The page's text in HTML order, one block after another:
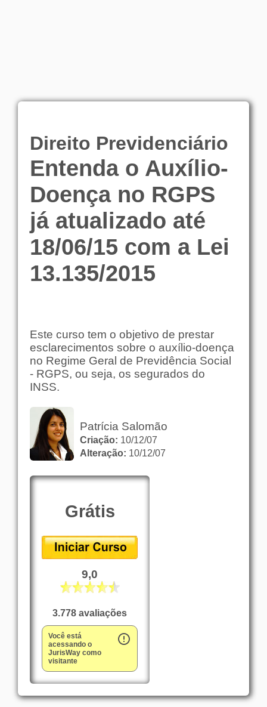
Direito Previdenciário
Entenda o Auxílio-
Doença no RGPS
já atualizado até
18/06/15 com a Lei
13.135/2015
Este curso tem o objetivo de prestar
esclarecimentos sobre o auxílio-doença
no Regime Geral de Previdência Social
- RGPS, ou seja, os segurados do
INSS.
Patrícia Salomão
Criação: 10/12/07
Alteração: 10/12/07
Grátis
9,0
3.778 avaliações
error_outline
Você está
acessando o
JurisWay como
visitante